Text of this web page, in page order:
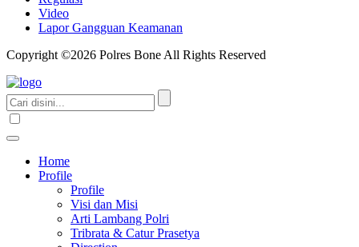
Video
Lapor Gangguan Keamanan
Copyright ©2026 Polres Bone All Rights Reserved
Home
Profile
Profile
Visi dan Misi
Arti Lambang Polri
Tribrata & Catur Prasetya